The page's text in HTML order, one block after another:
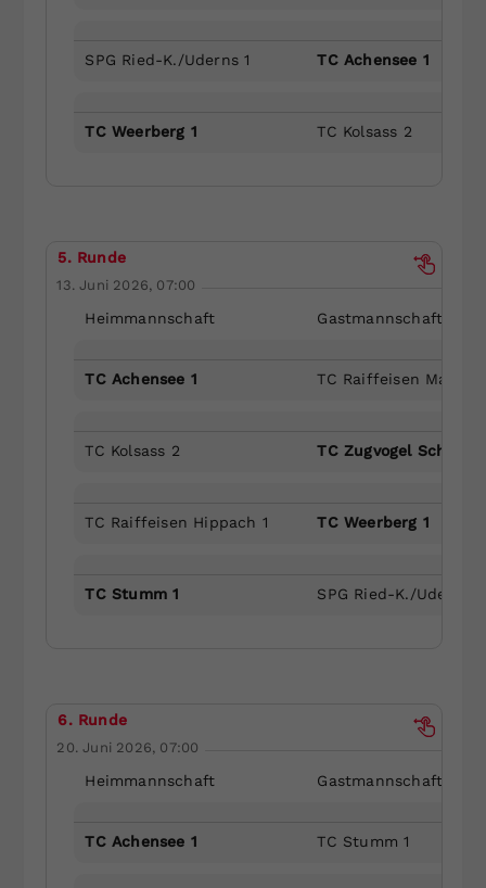
SPG Ried-K./Uderns 1 TC Achensee 1
TC Weerberg 1 TC Kolsass 2
5. Runde
13. Juni 2026, 07:00
Heimmannschaft Gastmannschaft
TC Achensee 1 TC Raiffeisen
TC Kolsass 2 TC Zugvogel Schwaz
TC Raiffeisen Hippach 1 TC Weerberg 1
TC Stumm 1 SPG Ried-K./Uderns 1
6. Runde
20. Juni 2026, 07:00
Heimmannschaft Gastmannschaft
TC Achensee 1 TC Stumm 1